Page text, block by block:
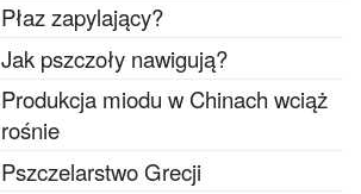
Płaz zapylający?
Jak pszczoły nawigują?
Produkcja miodu w Chinach wciąż
rośnie
Pszczelarstwo Grecji